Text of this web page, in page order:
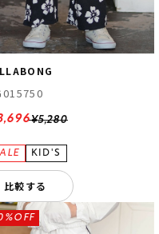
¥5,280
比較する